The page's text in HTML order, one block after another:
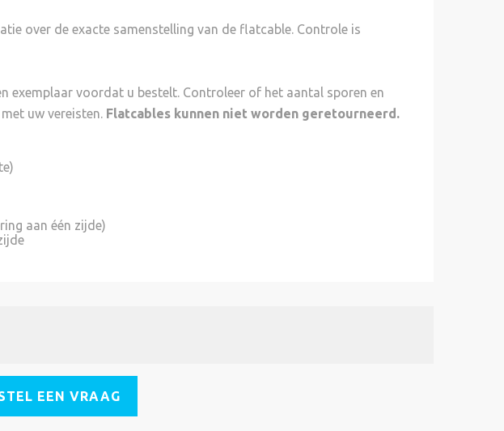
over de exacte samenstelling van de flatcable. Controle is
exemplaar voordat u bestelt. Controleer of het aantal sporen en
uw vereisten. Flatcables kunnen niet worden geretourneerd.
aan één zijde)
EEN VRAAG